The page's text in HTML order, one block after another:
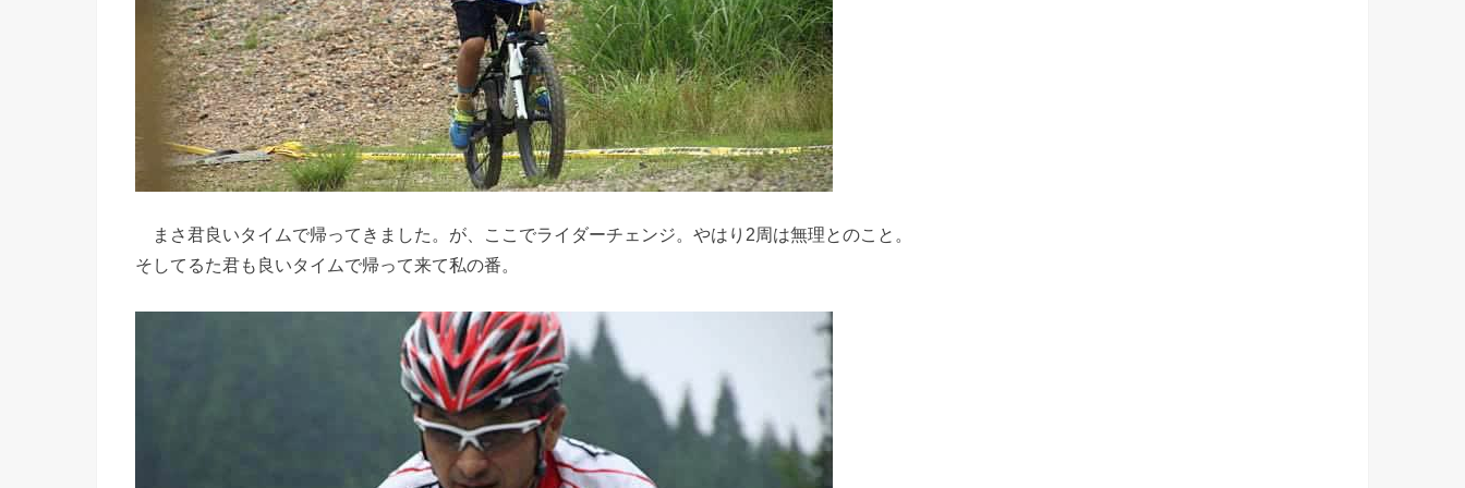
まさ君良いタイムで帰ってきました。が、ここでライダーチェンジ。やはり2周は無理とのこと。
そしてるた君も良いタイムで帰って来て私の番。